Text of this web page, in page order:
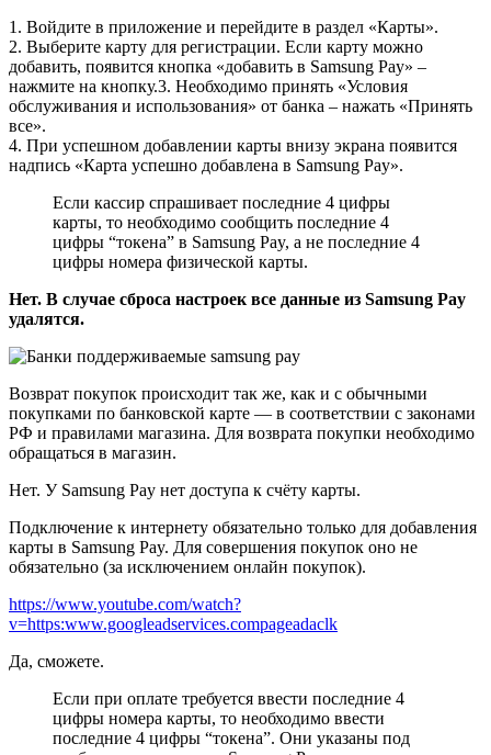
1. Войдите в приложение и перейдите в раздел «Карты».
2. Выберите карту для регистрации. Если карту можно
добавить, появится кнопка «добавить в Samsung Pay» –
нажмите на кнопку.3. Необходимо принять «Условия
обслуживания и использования» от банка – нажать «Принять
все».
4. При успешном добавлении карты внизу экрана появится
надпись «Карта успешно добавлена в Samsung Pay».
Если кассир спрашивает последние 4 цифры
карты, то необходимо сообщить последние 4
цифры “токена” в Samsung Pay, а не последние 4
цифры номера физической карты.
Нет. В случае сброса настроек все данные из Samsung Pay
удалятся.
Возврат покупок происходит так же, как и с обычными
покупками по банковской карте — в соответствии с законами
РФ и правилами магазина. Для возврата покупки необходимо
обращаться в магазин.
Нет. У Samsung Pay нет доступа к счёту карты.
Подключение к интернету обязательно только для добавления
карты в Samsung Pay. Для совершения покупок оно не
обязательно (за исключением онлайн покупок).
https://www.youtube.com/watch?
v=https:www.googleadservices.compageadaclk
Да, сможете.
Если при оплате требуется ввести последние 4
цифры номера карты, то необходимо ввести
последние 4 цифры “токена”. Они указаны под